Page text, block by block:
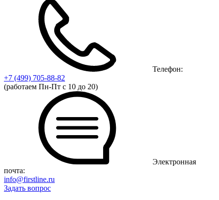
Телефон:
+7 (499) 705-88-82
(работаем Пн-Пт с 10 до 20)
Электронная
почта:
info@firstline.ru
Задать вопрос